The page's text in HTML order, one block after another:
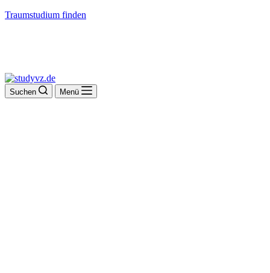
Traumstudium finden
Suchen Menü